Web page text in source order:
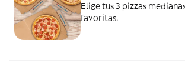
Elige tus 3 pizzas
favoritas.